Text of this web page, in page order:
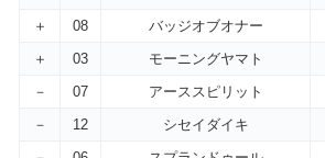
＋
08 バッジオブオナー
＋
03 モーニングヤマト
－
07 アーススピリット
－
12 シセイダイキ